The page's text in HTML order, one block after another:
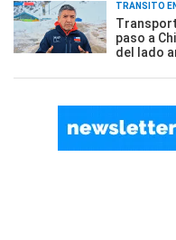
TRÁNSITO
paso a
del lado